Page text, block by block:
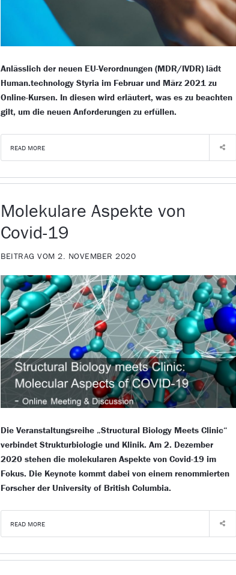
Anlässlich der neuen EU-Verordnungen (MDR/IVDR) lädt
Human.technology Styria im Februar und März 2021 zu
Online-Kursen. In diesen wird erläutert, was es zu beachten
gilt, um die neuen Anforderungen zu erfüllen.
READ MORE
Molekulare Aspekte von
Covid-19
BEITRAG VOM 2. NOVEMBER 2020
Die Veranstaltungsreihe „Structural Biology Meets Clinic“
verbindet Strukturbiologie und Klinik. Am 2. Dezember
2020 stehen die molekularen Aspekte von Covid-19 im
Fokus. Die Keynote kommt dabei von einem renommierten
Forscher der University of British Columbia.
READ MORE